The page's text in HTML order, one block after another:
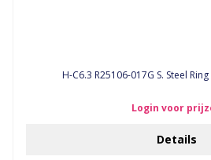
H-C6.3 R25106-017G S. Steel
Login voor
Details